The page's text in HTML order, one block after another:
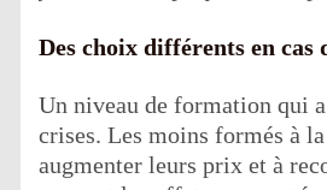
Des choix différents en cas
Un niveau de formation qui
crises. Les moins formés à
augmenter leurs prix et à